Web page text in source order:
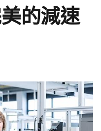
美的減速